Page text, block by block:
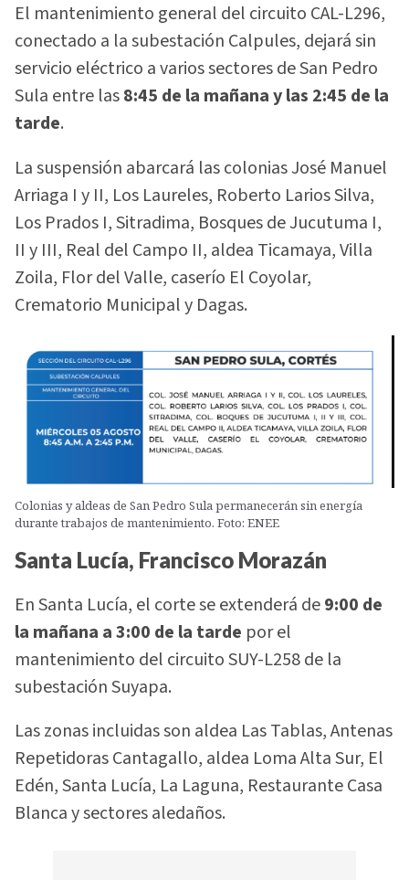
El mantenimiento general del circuito CAL-L296,
conectado a la subestación Calpules, dejará sin
servicio eléctrico a varios sectores de San Pedro
Sula entre las8:45 de la mañana y las 2:45 de la
tarde.
La suspensión abarcará las colonias José Manuel
Arriaga I y II, Los Laureles, Roberto Larios Silva,
Los Prados I, Sitradima, Bosques de Jucutuma I,
II y III, Real del Campo II, aldea Ticamaya, Villa
Zoila, Flor del Valle, caserío El Coyolar,
Crematorio Municipal y Dagas.
Colonias y aldeas de San Pedro Sula permanecerán sin energía
durante trabajos de mantenimiento. Foto: ENEE
Santa Lucía, Francisco Morazán
En Santa Lucía, el corte se extenderá de9:00 de
la mañana a 3:00 de la tarde por el
mantenimiento del circuito SUY-L258 de la
subestación Suyapa.
Las zonas incluidas son aldea Las Tablas, Antenas
Repetidoras Cantagallo, aldea Loma Alta Sur, El
Edén, Santa Lucía, La Laguna, Restaurante Casa
Blanca y sectores aledaños.